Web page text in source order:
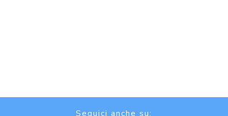
Seguici anche su: